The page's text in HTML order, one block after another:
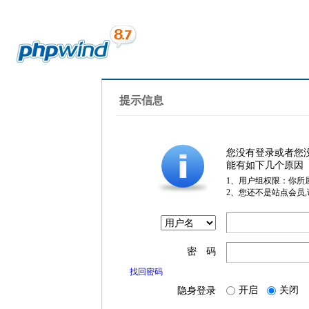
提示信息
您没有登录或者您
能有如下几个原因
1、用户组权限：你所
2、您还不是站点会员
密 码
找回密码
隐身登录 开启 关闭